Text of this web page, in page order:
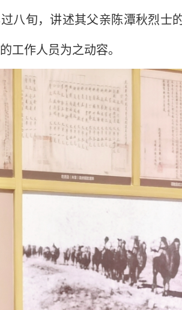
八旬，讲述其父亲陈潭秋烈士
工作人员为之动容。